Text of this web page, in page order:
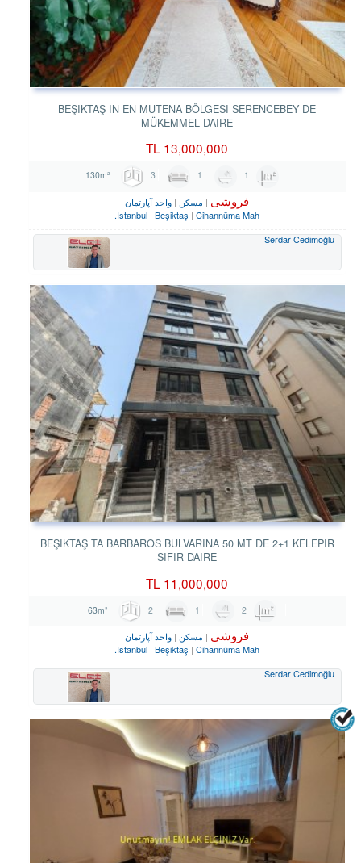
BEŞIKTAŞ IN EN MUTENA BÖLGESI SERENCEBEY DE
MÜKEMMEL DAIRE
TL 13,000,000
3 1 1
فروشی مسکن
واحد آپارتمان
Istanbul Beşiktaş
Cihannüma Mah.
Serdar Cedimoğlu
BEŞIKTAŞ TA BARBAROS BULVARINA 50 MT DE 2+1 KELEPIR
SIFIR DAIRE
TL 11,000,000
2 1 2
فروشی مسکن
واحد آپارتمان
Istanbul Beşiktaş
Cihannüma Mah.
Serdar Cedimoğlu